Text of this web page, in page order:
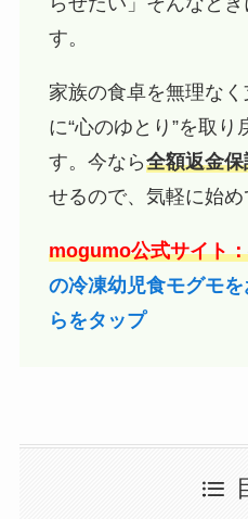
す。
家族の食卓を無理な
に“心のゆとり”を取
す。今なら全額返金
せるので、気軽に始め
mogumo公式サイト：
の冷凍幼児食モグモ
らをタップ